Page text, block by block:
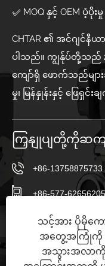
✅ MOQ နှင့် OEM ပံ့ပိုးမှု
CHTAR ၏ အင်ဂျင်နီ
ပါသည်။ ကျွန်ုပ်တို့သည်
ကျော်ရှိ ဖောက်သည်မျာ
မှု၊ မြန်နှုန်းနှင့် ဖြေရှင်း
ကြှနျုပျတို့ကိုဆက
+86-13758875733
+86-577-62656205
+86-577-62656205
sales23@chtar.com
သင့်အား ပိုမိုကေ
အတွေ့အကြုံကို
အသွားအလာကို ပို